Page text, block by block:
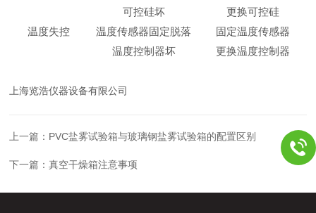
温度失控
可控硅坏
更换可控硅
温度传感器固定脱落
固定温度传感器
温度控制器坏
更换温度控制器
上海览浩仪器设备有限公司
上一篇： PVC盐雾试验箱与玻璃钢盐雾试验箱的配置区别
下一篇：真空干燥箱注意事项